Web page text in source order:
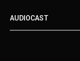
AUDIOCAST